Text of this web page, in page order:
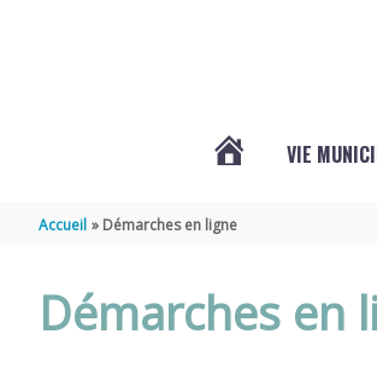
VIE
Accueil Démarches en ligne
Démarches en